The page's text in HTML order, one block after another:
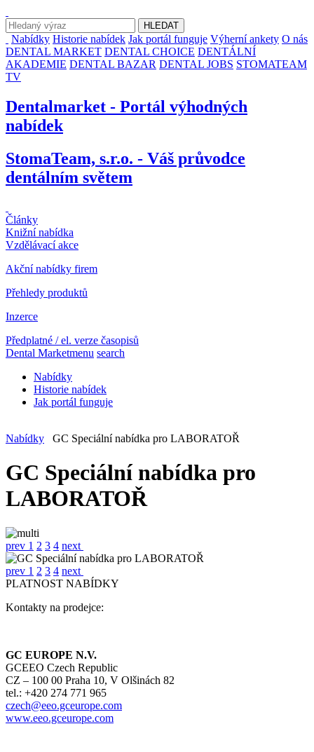
Nabídky Historie nabídek Jak portál funguje Výherní ankety O nás
DENTAL MARKET DENTAL CHOICE DENTÁLNÍ
AKADEMIE DENTAL BAZAR DENTAL JOBS STOMATEAM
TV
Dentalmarket - Portál výhodných
nabídek
StomaTeam, s.r.o. - Váš průvodce
dentálním světem
Články
Knižní nabídka
Vzdělávací akce
Akční nabídky firem
Přehledy produktů
Inzerce
Předplatné / el. verze časopisů
Dental Marketmenu search
Nabídky
Historie nabídek
Jak portál funguje
Nabídky GC Speciální nabídka pro LABORATOŘ
GC Speciální nabídka pro
LABORATOŘ
prev 1 2 3 4 next
prev 1 2 3 4 next
PLATNOST NABÍDKY
Kontakty na prodejce:
GC EUROPE N.V.
GCEEO Czech Republic
CZ – 100 00 Praha 10, V Olšinách 82
tel.: +420 274 771 965
czech@eeo.gceurope.com
www.eeo.gceurope.com